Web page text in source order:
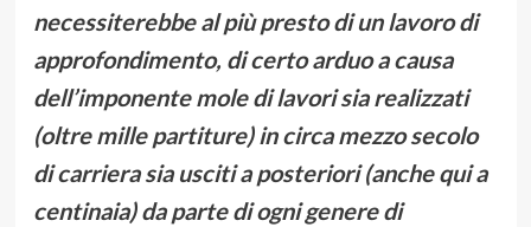
necessiterebbe al più presto di un lavoro di
approfondimento, di certo arduo a causa
dell’imponente mole di lavori sia realizzati
(oltre mille partiture) in circa mezzo secolo
di carriera sia usciti a posteriori (anche qui a
centinaia) da parte di ogni genere di